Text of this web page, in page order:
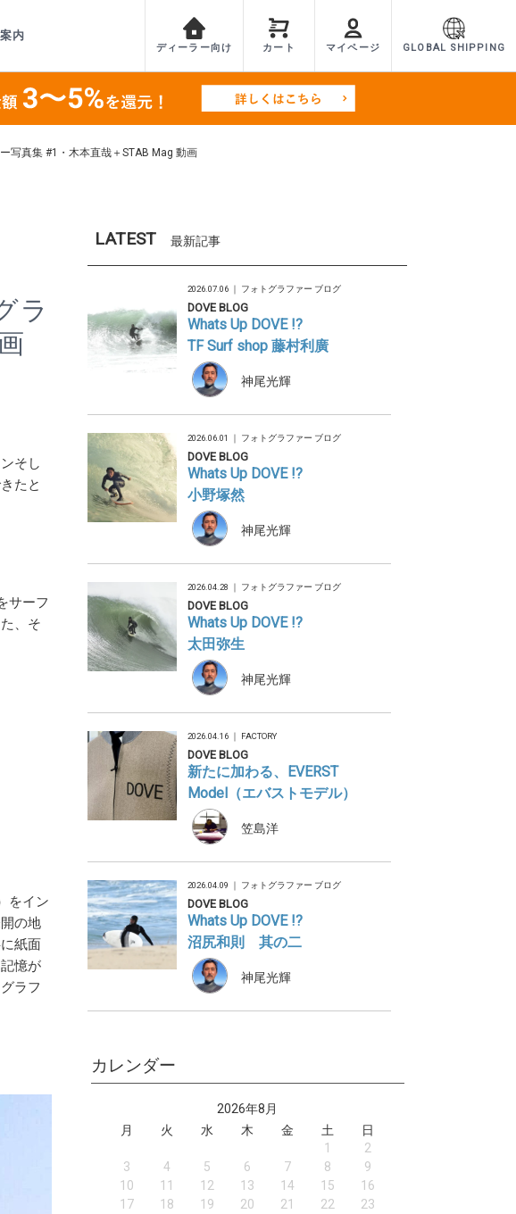
内
ディーラー向け カート マイページ GLOBAL SHIPPING
写真集 #1・木本直哉＋STAB Mag 動画
ラ
そし
たと
サーフ
、そ
をイン
の地
紙面
憶が
ラフ
LATEST 最新記事
2026.07.06 ｜ フォトグラファー ブログ
DOVE BLOG
Whats Up DOVE !?
TF Surf shop 藤村利廣
神尾光輝
2026.06.01 ｜ フォトグラファー ブログ
DOVE BLOG
Whats Up DOVE !?
小野塚然
神尾光輝
2026.04.28 ｜ フォトグラファー ブログ
DOVE BLOG
Whats Up DOVE !?
太田弥生
神尾光輝
2026.04.16 ｜ FACTORY
DOVE BLOG
新たに加わる、EVERST
Model（エバストモデル）
笠島洋
2026.04.09 ｜ フォトグラファー ブログ
DOVE BLOG
Whats Up DOVE !?
沼尻和則 其の二
神尾光輝
カレンダー
2026年8月
月
火 水 木 金 土 日
1
2
3
4 5 6 7 8
9
10
11 12 13 14 15
16
17
18 19 20 21 22
23